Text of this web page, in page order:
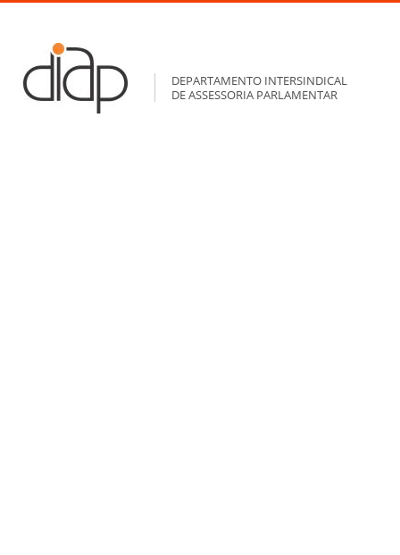
DEPARTAMENTO INTERSINDICAL
DE ASSESSORIA PARLAMENTAR